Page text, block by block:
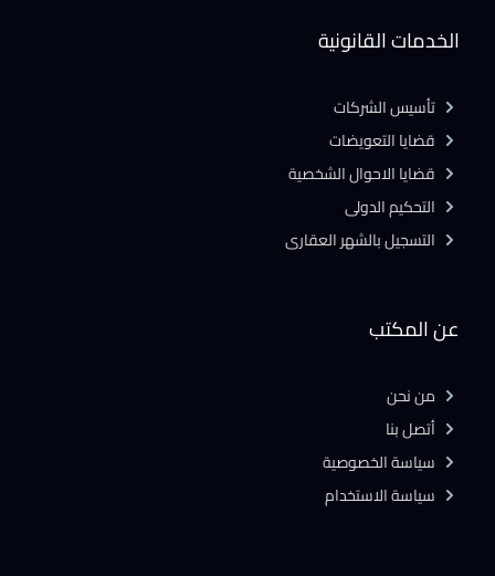
عن المكتب
من نحن
أتصل بنا
سياسة الخصوصية
سياسة الاستخدام
الخدمات القانونية
تأسيس الشركات
قضايا التعويضات
قضايا الاحوال الشخصية
التحكيم الدولى
التسجيل بالشهر العقارى